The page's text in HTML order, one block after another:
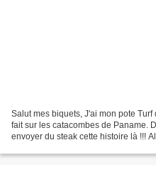
Salut mes biquets, J'ai mon pote
fait sur les catacombes de Paname.
envoyer du steak cette histoire là !!!